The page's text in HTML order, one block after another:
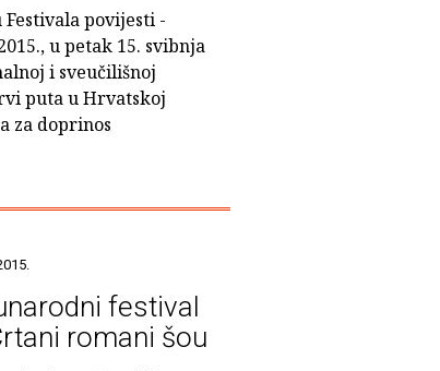
Festivala povijesti -
u petak 15. svibnja
i sveučilišnoj
puta u Hrvatskoj
za doprinos
festival
romani šou